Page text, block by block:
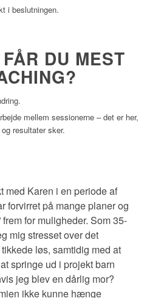
i beslutningen.
DU MEST
mellem sessionerne – det er her,
resultater sker.
med Karen i en periode af
forvirret på mange planer og
frem for muligheder. Som 35-
mig stresset over det
løs, samtidig med at
springe ud i projekt barn
jeg blev en dårlig mor?
ikke kunne hænge